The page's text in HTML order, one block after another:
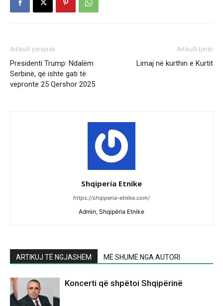
Artikulli paraprak
Presidenti Trump: Ndalëm
Serbinë, që ishte gati të
vepronte 25 Qershor 2025
Artikulli tjetër
Limaj në kurthin e Kurtit
Shqiperia Etnike
https://shqiperia-etnike.com/
Admin, Shqipëria Etnike
ARTIKUJ TË NGJASHËM MË SHUMË NGA AUTORI
Koncerti që shpëtoi Shqipërinë